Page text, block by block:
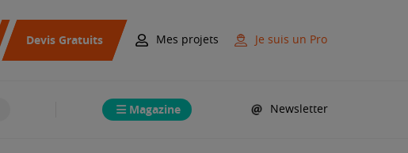
Devis Gratuits Mes projets Je suis un Pro
Magazine Newsletter